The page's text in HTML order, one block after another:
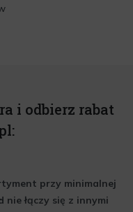
i odbierz rabat
przy minimalnej
nie łączy się z innymi